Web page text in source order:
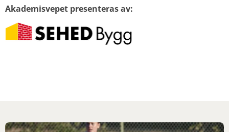
Akademisvepet presenteras av: